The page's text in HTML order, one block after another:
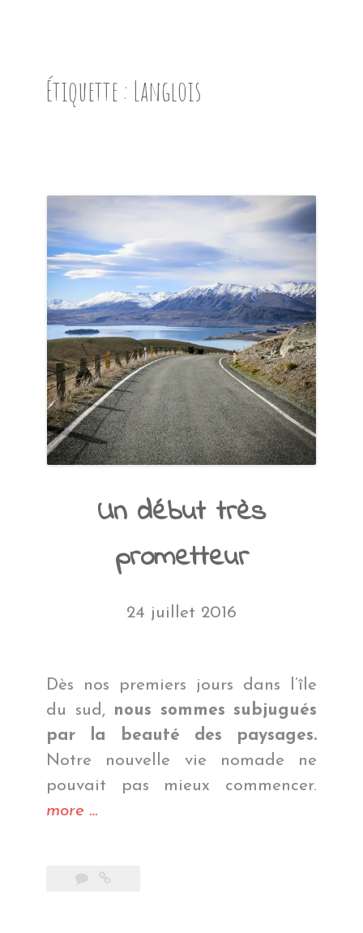
PRÉSENTATION
EN IMAGES
NOS BONNES ADRESSES
Étiquette : Langlois
Un début très
prometteur
24 juillet 2016
Dès nos premiers jours dans l’île
du sud, nous sommes subjugués
par la beauté des paysages.
Notre nouvelle vie nomade ne
pouvait pas mieux commencer.
more « Un
prometteur »
…